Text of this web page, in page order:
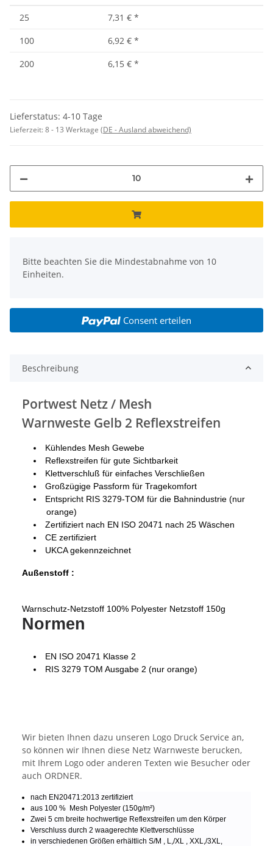
25 7,31 € *
100
6,92 € *
200
6,15 € *
Lieferstatus: 4-10 Tage
Lieferzeit:8 - 13 Werktage (DE - Ausland abweichend)
Bitte beachten Sie die Mindestabnahme von 10
Einheiten.
Consent erteilen
Beschreibung
Portwest Netz / Mesh
Warnweste Gelb 2 Reflexstreifen
Kühlendes Mesh Gewebe
Reflexstreifen für gute Sichtbarkeit
Klettverschluß für einfaches Verschließen
Großzügige Passform für Tragekomfort
Entspricht RIS 3279-TOM für die Bahnindustrie (nur
orange)
Zertifiziert nach EN ISO 20471 nach 25 Wäschen
CE zertifiziert
UKCA gekennzeichnet
Außenstoff :
Warnschutz-Netzstoff 100% Polyester Netzstoff 150g
Normen
EN ISO 20471 Klasse 2
RIS 3279 TOM Ausgabe 2 (nur orange)
Wir bieten Ihnen dazu unseren Logo Druck Service an,
so können wir Ihnen diese Netz Warnweste berucken,
mit Ihrem Logo oder anderen Texten wie Besucher oder
auch ORDNER.
nach EN20471:2013 zertifiziert
aus 100 % Mesh Polyester (150g/m²)
Zwei 5 cm breite hochwertige Reflexstreifen um den Körper
Verschluss durch 2 waagerechte Klettverschlüsse
in verschiedenen Größen erhältlich S/M , L,/XL , XXL,/3XL,